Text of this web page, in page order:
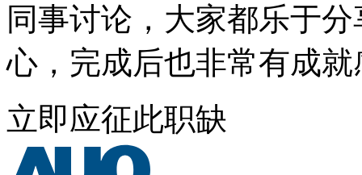
同事讨论，大家都乐于
心，完成后也非常有成就
立即应征此职缺